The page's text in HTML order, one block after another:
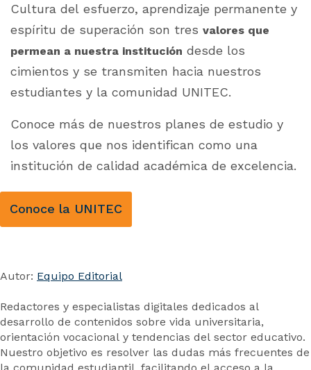
Cultura del esfuerzo, aprendizaje permanente y
espíritu de superación son tres valores que
permean a nuestra institución desde los
cimientos y se transmiten hacia nuestros
estudiantes y la comunidad UNITEC.
Conoce más de nuestros planes de estudio y
los valores que nos identifican como una
institución de calidad académica de excelencia.
Conoce la UNITEC
Autor: Equipo Editorial
Redactores y especialistas digitales dedicados al
desarrollo de contenidos sobre vida universitaria,
orientación vocacional y tendencias del sector educativo.
Nuestro objetivo es resolver las dudas más frecuentes de